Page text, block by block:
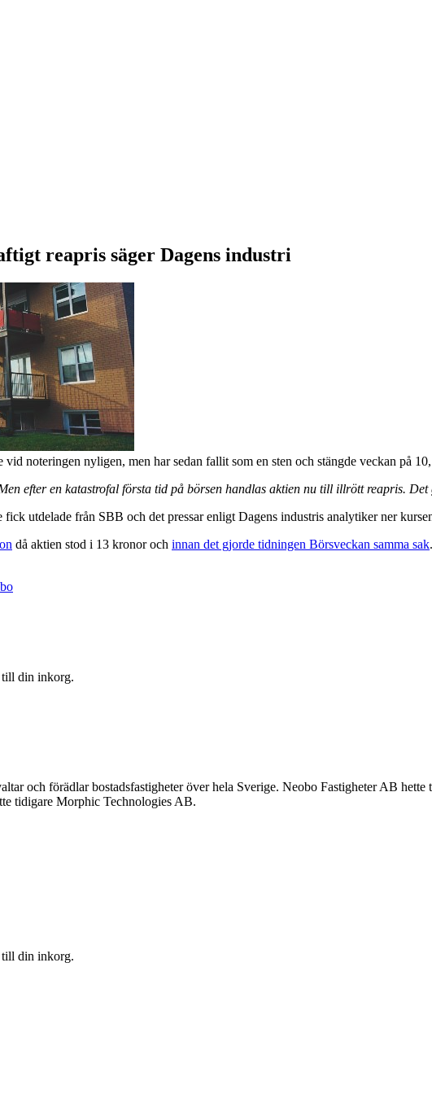
reapris säger Dagens industri
noteringen nyligen, men har sedan fallit som en sten och stängde veckan på
efter en katastrofal första tid på börsen handlas aktien nu till illrött reapris.
fick utdelade från SBB och det pressar enligt Dagens industris analytiker ner
då aktien stod i 13 kronor och innan det gjorde tidningen Börsveckan samma sak.
till din inkorg.
och förädlar bostadsfastigheter över hela Sverige. Neobo Fastigheter AB
tidigare Morphic Technologies AB.
till din inkorg.